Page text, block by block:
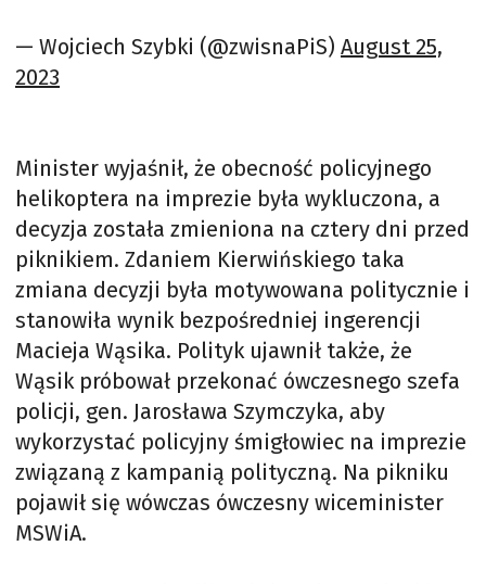
— Wojciech Szybki (@zwisnaPiS) August 25,
2023
Minister wyjaśnił, że obecność policyjnego
helikoptera na imprezie była wykluczona, a
decyzja została zmieniona na cztery dni przed
piknikiem. Zdaniem Kierwińskiego taka
zmiana decyzji była motywowana politycznie i
stanowiła wynik bezpośredniej ingerencji
Macieja Wąsika. Polityk ujawnił także, że
Wąsik próbował przekonać ówczesnego szefa
policji, gen. Jarosława Szymczyka, aby
wykorzystać policyjny śmigłowiec na imprezie
związaną z kampanią polityczną. Na pikniku
pojawił się wówczas ówczesny wiceminister
MSWiA.